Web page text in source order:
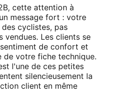
cette attention à
message fort : votre
cyclistes, pas
vendues. Les clients se
de confort et
de votre fiche technique.
l'une de ces petites
silencieusement la
client en même